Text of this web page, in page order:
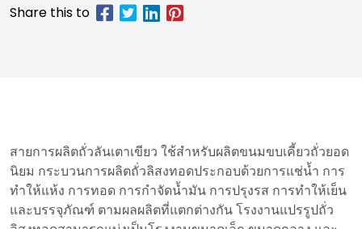
สายการผลิตถั่วลันเตาเขียว ใช้สำหรับผลิตขนมขบเคี้ยวถั่วยอด
นิยม กระบวนการผลิตถั่วลิสงทอดประกอบด้วยการแช่น้ำ การ
ทำให้แห้ง การทอด การกำจัดน้ำมัน การปรุงรส การทำให้เย็น
และบรรจุภัณฑ์ ตามผลผลิตที่แตกต่างกัน โรงงานแปรรูปถั่ว